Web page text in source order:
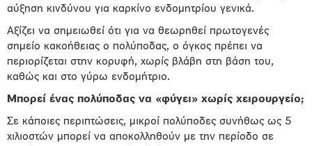
αύξηση κινδύνου για καρκίνο ενδομητρίου γενικά.
Αξίζει να σημειωθεί ότι για να θεωρηθεί πρωτογενές
σημείο κακοήθειας ο πολύποδας, ο όγκος πρέπει να
περιορίζεται στην κορυφή, χωρίς βλάβη στη βάση του,
καθώς και στο γύρω ενδομήτριο.
Μπορεί ένας πολύποδας να «φύγει» χωρίς χειρουργείο;
Σε κάποιες περιπτώσεις, μικροί πολύποδες συνήθως ως 5
χιλιοστών μπορεί να αποκολληθούν με την περίοδο σε